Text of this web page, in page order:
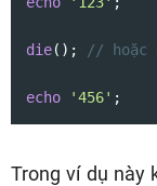
die(); //
echo '456' ;
Trong ví dụ này